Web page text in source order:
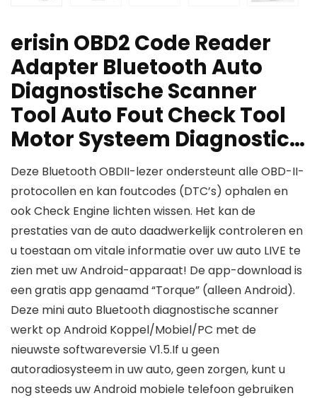
erisin OBD2 Code Reader
Adapter Bluetooth Auto
Diagnostische Scanner
Tool Auto Fout Check Tool
Motor Systeem Diagnostic…
Deze Bluetooth OBDII-lezer ondersteunt alle OBD-II-
protocollen en kan foutcodes (DTC’s) ophalen en
ook Check Engine lichten wissen. Het kan de
prestaties van de auto daadwerkelijk controleren en
u toestaan om vitale informatie over uw auto LIVE te
zien met uw Android-apparaat! De app-download is
een gratis app genaamd “Torque” (alleen Android).
Deze mini auto Bluetooth diagnostische scanner
werkt op Android Koppel/Mobiel/PC met de
nieuwste softwareversie V1.5.If u geen
autoradiosysteem in uw auto, geen zorgen, kunt u
nog steeds uw Android mobiele telefoon gebruiken